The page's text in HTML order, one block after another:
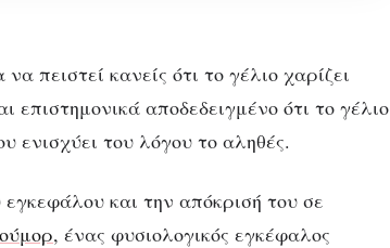
του
υγεία
πειστεί κανείς ότι το γέλιο χαρίζει
επιστημονικά αποδεδειγμένο ότι το γέλιο
ενισχύει του λόγου το αληθές.
και την απόκρισή του σε
, ένας φυσιολογικός εγκέφαλος